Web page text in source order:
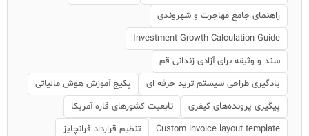
راهنمای جامع مهاجرت و شهروندی
Investment Growth Calculation Guide
سند و وثیقه برای آزادی زندانی قم
یادگیری طراحی سیستم ترید حرفه ای
پکیج آموزش هوش مالیاتی
پیگیری پرونده‌های کیفری
تابعیت کشورهای قاره آمریکا
Custom invoice layout template
تنظیم قرارداد فرانچایز